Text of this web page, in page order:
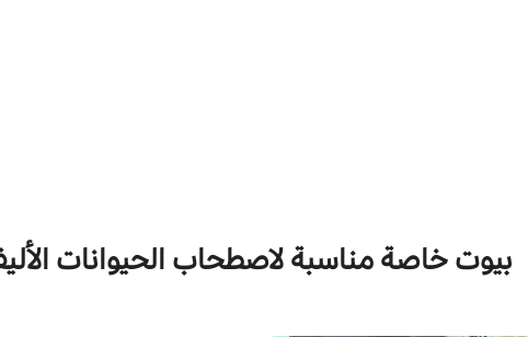
بيوت خاصة مناسبة لاصطحاب الحيوانات